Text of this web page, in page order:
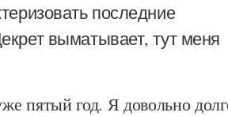
последние
выматывает, тут меня
пятый год. Я довольно